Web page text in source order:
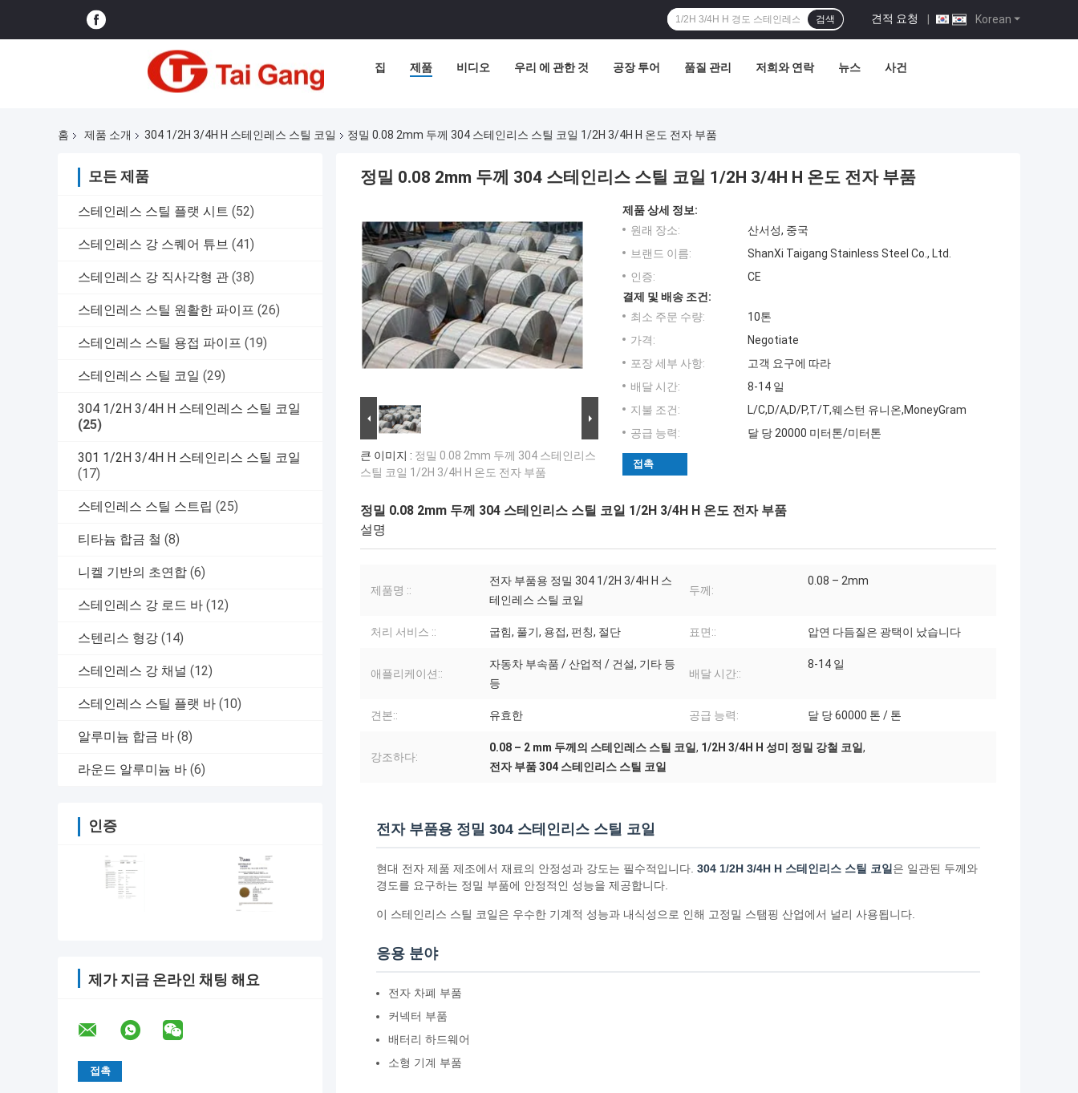
Korean
견적 요청 |
검색
집 제품 비디오 우리 에 관한 것 공장 투어 품질 관리 저희와 연락 뉴스 사건
홈 제품 소개 304 1/2H 3/4H H 스테인레스 스틸 코일 정밀 0.08 2mm 두께 304 스테인리스 스틸 코일 1/2H 3/4H H 온도 전자 부품
모든 제품
스테인레스 스틸 플랫 시트 (52)
스테인레스 강 스퀘어 튜브 (41)
스테인레스 강 직사각형 관 (38)
스테인레스 스틸 원활한 파이프 (26)
스테인레스 스틸 용접 파이프 (19)
스테인레스 스틸 코일 (29)
304 1/2H 3/4H H 스테인레스 스틸 코일
(25)
301 1/2H 3/4H H 스테인리스 스틸 코일
(17)
스테인레스 스틸 스트립 (25)
티타늄 합금 철 (8)
니켈 기반의 초연합 (6)
스테인레스 강 로드 바 (12)
스텐리스 형강 (14)
스테인레스 강 채널 (12)
스테인레스 스틸 플랫 바 (10)
알루미늄 합금 바 (8)
라운드 알루미늄 바 (6)
인증
제가 지금 온라인 채팅 해요
정밀 0.08 2mm 두께 304 스테인리스 스틸 코일 1/2H 3/4H H 온도 전자 부품
큰 이미지 : 정밀 0.08 2mm 두께 304 스테인리스
스틸 코일 1/2H 3/4H H 온도 전자 부품
제품 상세 정보:
원래 장소:
산서성, 중국
브랜드 이름:
ShanXi Taigang Stainless Steel Co., Ltd.
인증:
CE
결제 및 배송 조건:
최소 주문 수량:
10톤
가격:
Negotiate
포장 세부 사항:
고객 요구에 따라
배달 시간:
8-14 일
지불 조건:
L/C,D/A,D/P,T/T,웨스턴 유니온,MoneyGram
공급 능력:
달 당 20000 미터톤/미터톤
접촉
정밀 0.08 2mm 두께 304 스테인리스 스틸 코일 1/2H 3/4H H 온도 전자 부품
설명
제품명 ::
전자 부품용 정밀 304 1/2H 3/4H H 스
테인레스 스틸 코일
두께:
0.08 – 2mm
처리 서비스 :: 굽힘, 풀기, 용접, 펀칭, 절단 표면:: 압연 다듬질은 광택이 났습니다
애플리케이션::
자동차 부속품 / 산업적 / 건설, 기타 등
등
배달 시간::
8-14 일
견본:: 유효한 공급 능력: 달 당 60000 톤 / 톤
강조하다:
0.08 – 2 mm 두께의 스테인레스 스틸 코일, 1/2H 3/4H H 성미 정밀 강철 코일,
전자 부품 304 스테인리스 스틸 코일
전자 부품용 정밀 304 스테인리스 스틸 코일
현대 전자 제품 제조에서 재료의 안정성과 강도는 필수적입니다. 304 1/2H 3/4H H 스테인리스 스틸 코일은 일관된 두께와
경도를 요구하는 정밀 부품에 안정적인 성능을 제공합니다.
이 스테인리스 스틸 코일은 우수한 기계적 성능과 내식성으로 인해 고정밀 스탬핑 산업에서 널리 사용됩니다.
응용 분야
전자 차폐 부품
커넥터 부품
배터리 하드웨어
소형 기계 부품